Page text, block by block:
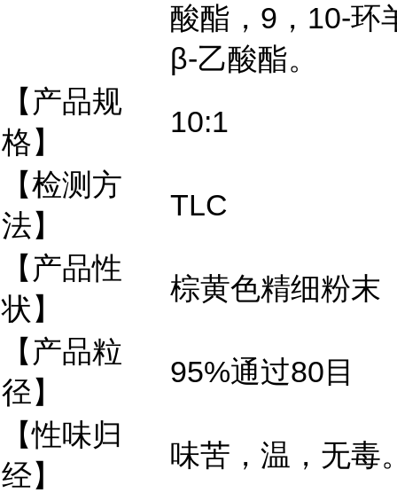
酸酯，9，10-环
β-乙酸酯。
【产品规
格】
10:1
【检测方
法】
TLC
【产品性
状】
棕黄色精细粉末
【产品粒
径】
95%通过80目
【性味归
经】
味苦，温，无毒